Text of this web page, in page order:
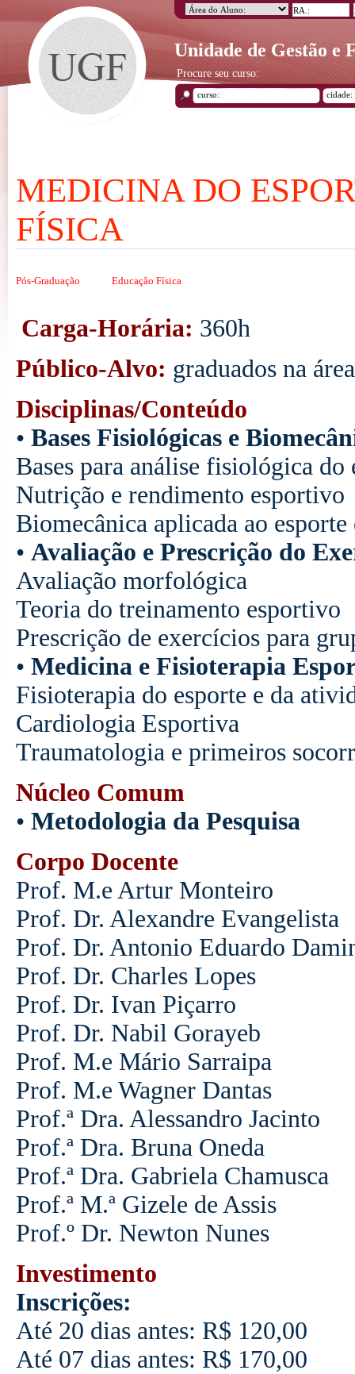
Unidade de Gestão e
Procure seu curso:
MEDICINA DO
FÍSICA
Pós-Graduação Educação Física
Carga-Horária: 360h
Público-Alvo: graduados na
Disciplinas/Conteúdo
• Bases Fisiológicas e
Bases para análise fisiológica do
Nutrição e rendimento esportivo
Biomecânica aplicada ao
• Avaliação e Prescrição do
Avaliação morfológica
Teoria do treinamento esportivo
Prescrição de exercícios para
• Medicina e Fisioterapia
Fisioterapia do esporte e da
Cardiologia Esportiva
Traumatologia e primeiros
Núcleo Comum
• Metodologia da Pesquisa
Corpo Docente
Prof. M.e Artur Monteiro
Prof. Dr. Alexandre Evangelista
Prof. Dr. Antonio Eduardo
Prof. Dr. Charles Lopes
Prof. Dr. Ivan Piçarro
Prof. Dr. Nabil Gorayeb
Prof. M.e Mário Sarraipa
Prof. M.e Wagner Dantas
Prof.ª Dra. Alessandro Jacinto
Prof.ª Dra. Bruna Oneda
Prof.ª Dra. Gabriela Chamusca
Prof.ª M.ª Gizele de Assis
Prof.º Dr. Newton Nunes
Investimento
Inscrições:
Até 20 dias antes: R$ 120,00
Até 07 dias antes: R$ 170,00